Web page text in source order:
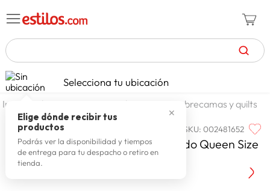
TÉRMINOS MÁS BUSCADOS
1. zapatillas mujer
2. celulares
3. zapatillas hombre
4. zapatillas
Selecciona tu ubicación
✕
Elige dónde recibir tus
productos
Podrás ver la disponibilidad y tiempos
de entrega para tu despacho o retiro en
tienda.
dormitorio ropa de cama cubrecamas y quilts
ARLIN SKU:002481652
Arlin Cobertor Termico Estampado Queen Size
150 Hilos Acolchado